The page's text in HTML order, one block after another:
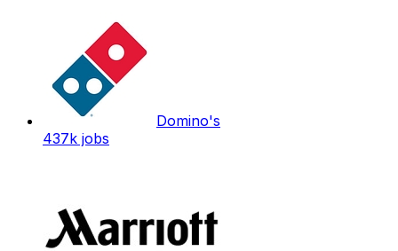
Domino's
437k jobs